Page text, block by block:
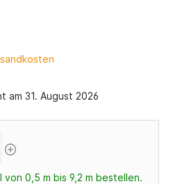
am 31. August 2026
0,5 m bis 9,2 m bestellen.